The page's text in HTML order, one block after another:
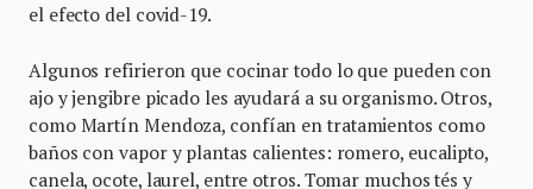
el efecto del covid-19.
Algunos refirieron que cocinar todo lo que pueden con
ajo y jengibre picado les ayudará a su organismo. Otros,
como Martín Mendoza, confían en tratamientos como
baños con vapor y plantas calientes: romero, eucalipto,
canela, ocote, laurel, entre otros. Tomar muchos tés y